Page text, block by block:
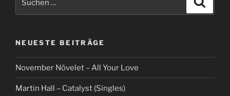
NEUESTE BEITRÄGE
November Növelet – All Your Love
Martin Hall – Catalyst (Singles)